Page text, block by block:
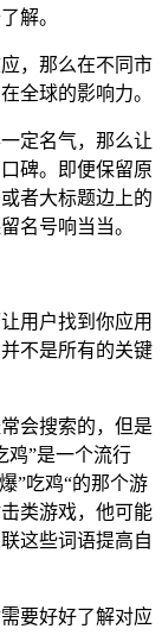
解。
，那么在不同市
全球的影响力。
定名气，那么让
碑。即便保留原
者大标题边上的
名号响当当。
用户找到你应用
不是所有的关键
会搜索的，但是
鸡”是一个流行
”吃鸡“的那个游
类游戏，他可能
这些词语提高自
要好好了解对应